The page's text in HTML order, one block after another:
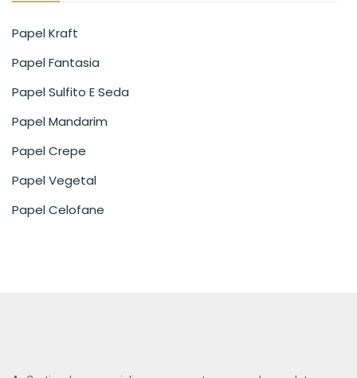
Papel Kraft
Papel Fantasia
Papel Sulfito E Seda
Papel Mandarim
Papel Crepe
Papel Vegetal
Papel Celofane